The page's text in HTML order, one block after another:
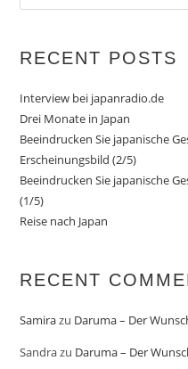
RECENT POSTS
Interview bei japanradio.de
Drei Monate in Japan
Beeindrucken Sie japanische
Erscheinungsbild (2/5)
Beeindrucken Sie japanische
(1/5)
Reise nach Japan
RECENT
Samirazu Daruma – Der
Sandrazu Daruma – Der